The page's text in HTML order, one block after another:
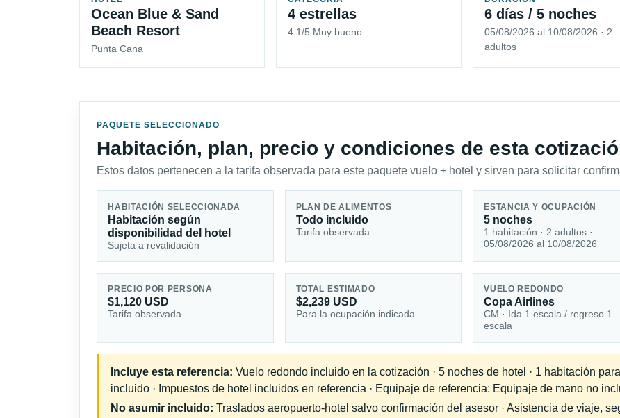
Ocean Blue & Sand
Beach Resort
Punta Cana
4 estrellas
4.1/5 Muy bueno
6 días / 5 noches
05/08/2026 al 10/08/2026 · 2
adultos
PAQUETE SELECCIONADO
Habitación, plan, precio y condiciones de esta
Estos datos pertenecen a la tarifa observada para este paquete vuelo + hotel y sirven para solicitar
HABITACIÓN SELECCIONADA
Habitación según
disponibilidad del hotel
Sujeta a revalidación
PLAN DE ALIMENTOS
Todo incluido
Tarifa observada
ESTANCIA Y OCUPACIÓN
5 noches
1 habitación · 2 adultos ·
05/08/2026 al 10/08/2026
PRECIO POR PERSONA
$1,120 USD
Tarifa observada
TOTAL ESTIMADO
$2,239 USD
Para la ocupación indicada
VUELO REDONDO
Copa Airlines
CM · Ida 1 escala / regreso 1
escala
Incluye esta referencia: Vuelo redondo incluido en la cotización · 5 noches de hotel · 1 habitación
incluido · Impuestos de hotel incluidos en referencia · Equipaje de referencia: Equipaje de mano no
No asumir incluido: Traslados aeropuerto-hotel salvo confirmación del asesor · Asistencia de viaje,